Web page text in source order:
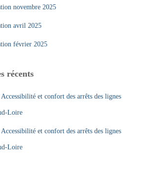
novembre 2025
avril 2025
février 2025
récents
Accessibilité et confort des arrêts des lignes
Loire
Accessibilité et confort des arrêts des lignes
Loire